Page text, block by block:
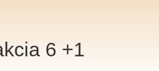
6 +1